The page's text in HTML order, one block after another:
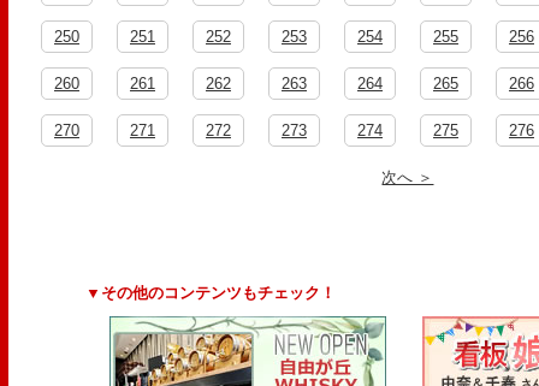
250 251 252 253 254 255 256
260 261 262 263 264 265 266
270 271 272 273 274 275 276
次へ ＞
▼その他のコンテンツもチェック！